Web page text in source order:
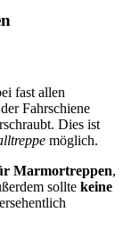
fast allen
Fahrschiene
Dies ist
möglich.
Marmortreppen,
sollte keine